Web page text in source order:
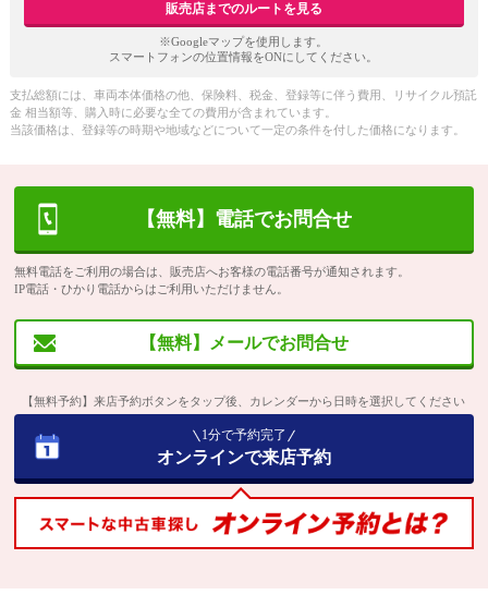
販売店までのルートを見る
※Googleマップを使用します。
スマートフォンの位置情報をONにしてください。
支払総額には、車両本体価格の他、保険料、税金、登録等に伴う費用、リサイクル預託
金 相当額等、購入時に必要な全ての費用が含まれています。
当該価格は、登録等の時期や地域などについて一定の条件を付した価格になります。
【無料】電話でお問合せ
無料電話をご利用の場合は、販売店へお客様の電話番号が通知されます。
IP電話・ひかり電話からはご利用いただけません。
【無料】メールでお問合せ
【無料予約】来店予約ボタンをタップ後、カレンダーから日時を選択してください
1分で予約完了
オンラインで来店予約